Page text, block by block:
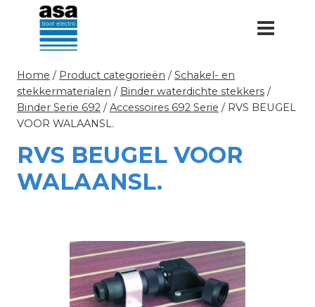
Doorgaan
inhoud
Home / Product categorieën / Schakel- en
stekkermaterialen / Binder waterdichte stekkers /
Binder Serie 692 / Accessoires 692 Serie / RVS BEUGEL
VOOR WALAANSL.
RVS BEUGEL VOOR
WALAANSL.